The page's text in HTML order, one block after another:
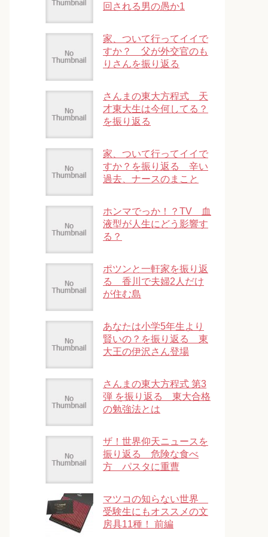
回される男の愚か1
家、ついて行ってイイで
すか？ 父が外交官のも
りさんを振り返る
さんまの東大方程式 天
才東大生は今何してる？
を振り返る
家、ついて行ってイイで
すか？を振り返る 辛い
過去、ナースのまこと
ホンマでっか！？TV 血
液型が人生にどう影響す
る？
ポツンと一軒家を振り返
る 香川で夫婦2人だけ
が住む島
あなたは小学5年生より
賢いの？を振り返る 東
大王の伊沢さん登場
さんまの東大方程式 第3
弾 を振り返る 東大合格
の勉強法とは
ザ！世界仰天ニュースを
振り返る 危険な食べ
方 パスタに重曹
マツコの知らない世界
受験生にもオススメの文
房具11種！ 前編